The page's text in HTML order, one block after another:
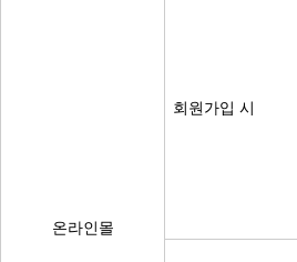
온라인몰
회원가입 시